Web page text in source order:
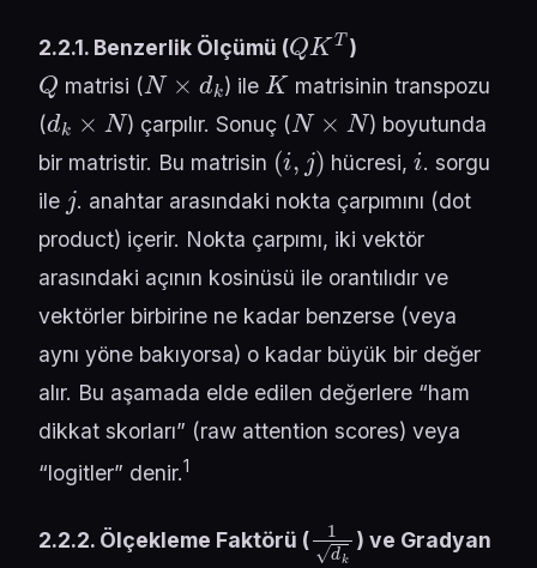
2.2.1. Benzerlik Ölçümü (
Q KT
)
Q
matrisi (
N× k
) ile
K
matrisinin transpozu
(
d N
) çarpılır. Sonuç (
N×
) boyutunda
bir matristir. Bu matrisin
(i,
hücresi,
i
. sorgu
ile
. anahtar arasındaki nokta çarpımını (dot
product) içerir. Nokta çarpımı, iki vektör
arasındaki açının kosinüsü ile orantılıdır ve
vektörler birbirine ne kadar benzerse (veya
aynı yöne bakıyorsa) o kadar büyük bir değer
alır. Bu aşamada elde edilen değerlere “ham
dikkat skorları” (raw attention scores) veya
“logitler” denir.1
2.2.2. Ölçekleme Faktörü (
d
) ve Gradyan